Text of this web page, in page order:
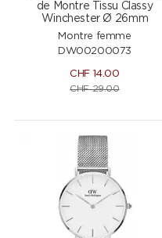
de Montre Tissu Classy
Winchester Ø 26mm
Montre femme
DW00200073
CHF 14.00
CHF29.00